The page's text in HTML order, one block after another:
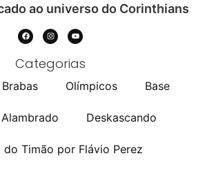
ao universo do Corinthians
Categorias
Brabas Olímpicos Base
Deskascando
Timão por Flávio Perez